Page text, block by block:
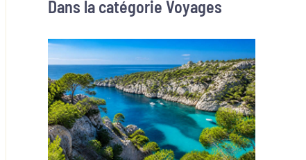
Dans la catégorie Voyages